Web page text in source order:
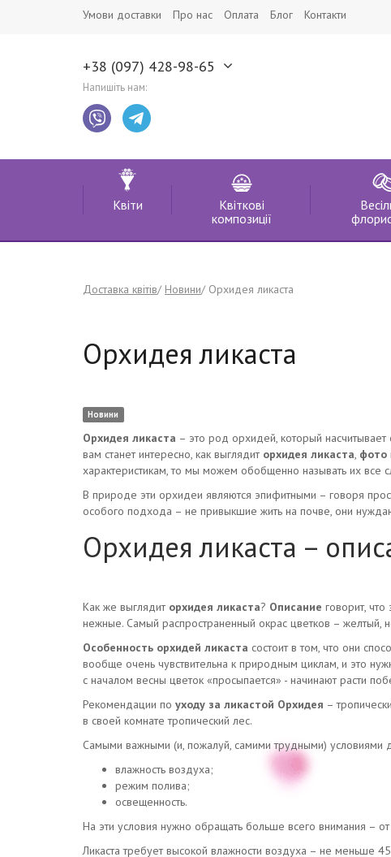
Умови доставки Про нас Оплата Блог Контакти
+38 (097) 428-98-65
Напишіть нам:
Квіти
Квіткові
композиції
Доставка квітів Новини Орхидея ликаста
Орхидея ликаста
Новини
Орхидея ликаста – это род орхидей, который
вам станет интересно, как выглядит орхидея ликаста, фото
характеристикам, то мы можем обобщенно называть их все
В природе эти орхидеи являются эпифитными – говоря
особого подхода – не привыкшие жить на почве, они
Орхидея ликаста –
Как же выглядит орхидея ликаста? Описание говорит,
нежные. Самый распространенный окрас цветков – желтый,
Особенность орхидей ликаста состоит в том, что они
вообще очень чувствительна к природным циклам, и это
с началом весны цветок «просыпается» - начинают расти
Рекомендации по уходу за ликастой Орхидея –
в своей комнате тропический лес.
Самыми важными (и, пожалуй, самими трудными) условиями
влажность воздуха;
режим полива;
освещенность.
На эти условия нужно обращать больше всего внимания –
Ликаста требует высокой влажности воздуха – не меньше